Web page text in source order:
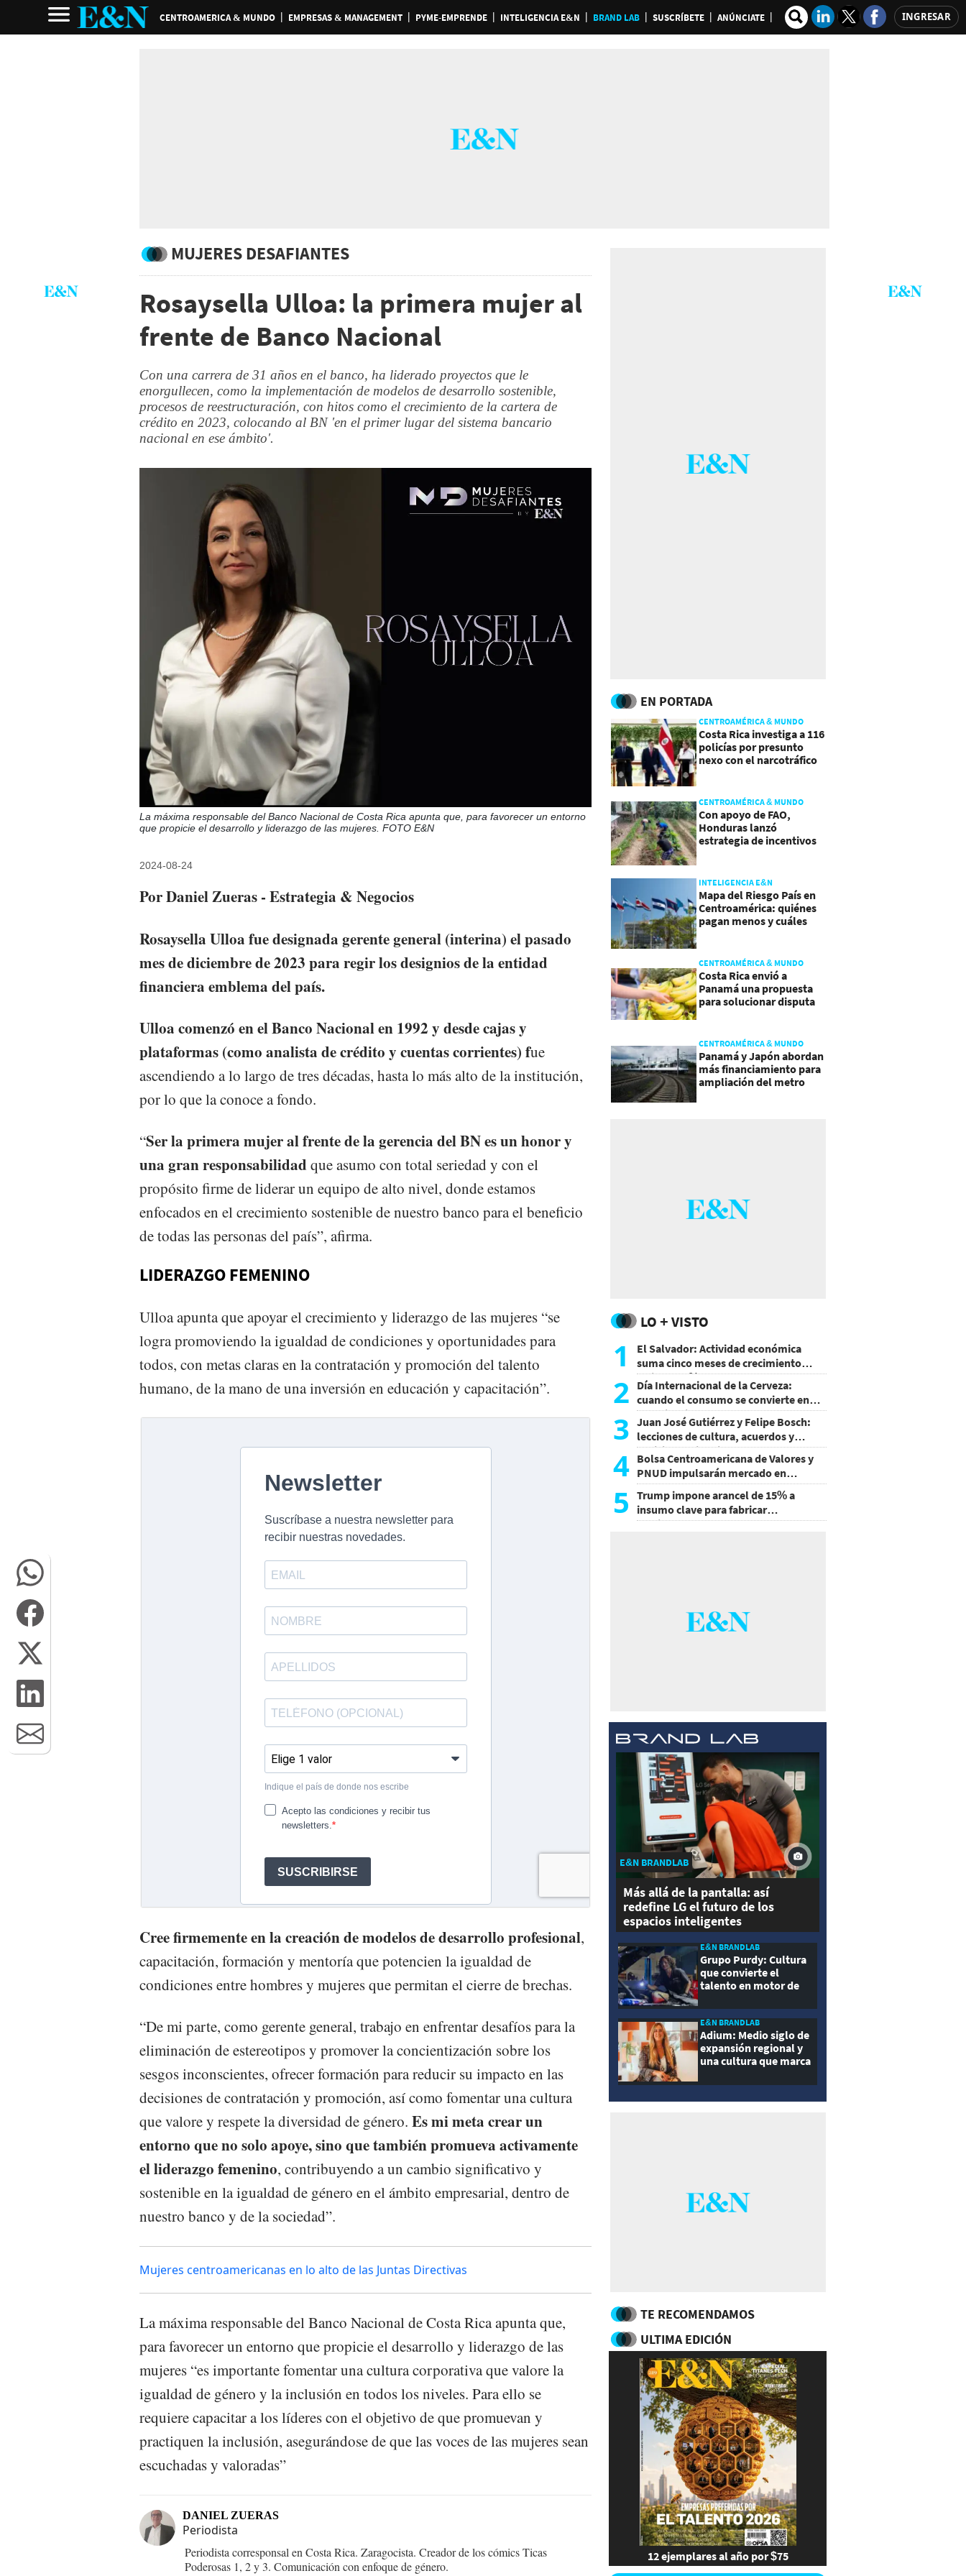
CENTROAMERICA & MUNDO EMPRESAS & MANAGEMENT PYME-EMPRENDE INTELIGENCIA E&N BRAND LAB SUSCRÍBETE ANÚNCIATE INGRESAR
MUJERES DESAFIANTES
Rosaysella Ulloa: la primera mujer al
frente de Banco Nacional
Con una carrera de 31 años en el banco, ha liderado proyectos que le
enorgullecen, como la implementación de modelos de desarrollo sostenible,
procesos de reestructuración, con hitos como el crecimiento de la cartera de
crédito en 2023, colocando al BN 'en el primer lugar del sistema bancario
nacional en ese ámbito'.
La máxima responsable del Banco Nacional de Costa Rica apunta que, para favorecer un entorno
que propicie el desarrollo y liderazgo de las mujeres. FOTO E&N
2024-08-24
Por Daniel Zueras - Estrategia & Negocios
Rosaysella Ulloa fue designada gerente general (interina) el pasado
mes de diciembre de 2023 para regir los designios de la entidad
financiera emblema del país.
Ulloa comenzó en el Banco Nacional en 1992 y desde cajas y
plataformas (como analista de crédito y cuentas corrientes) fue
ascendiendo a lo largo de tres décadas, hasta lo más alto de la institución,
por lo que la conoce a fondo.
“Ser la primera mujer al frente de la gerencia del BN es un honor y
una gran responsabilidad que asumo con total seriedad y con el
propósito firme de liderar un equipo de alto nivel, donde estamos
enfocados en el crecimiento sostenible de nuestro banco para el beneficio
de todas las personas del país”, afirma.
LIDERAZGO FEMENINO
Ulloa apunta que apoyar el crecimiento y liderazgo de las mujeres “se
logra promoviendo la igualdad de condiciones y oportunidades para
todos, con metas claras en la contratación y promoción del talento
humano, de la mano de una inversión en educación y capacitación”.
Cree firmemente en la creación de modelos de desarrollo profesional,
capacitación, formación y mentoría que potencien la igualdad de
condiciones entre hombres y mujeres que permitan el cierre de brechas.
“De mi parte, como gerente general, trabajo en enfrentar desafíos para la
eliminación de estereotipos y promover la concientización sobre los
sesgos inconscientes, ofrecer formación para reducir su impacto en las
decisiones de contratación y promoción, así como fomentar una cultura
que valore y respete la diversidad de género. Es mi meta crear un
entorno que no solo apoye, sino que también promueva activamente
el liderazgo femenino, contribuyendo a un cambio significativo y
sostenible en la igualdad de género en el ámbito empresarial, dentro de
nuestro banco y de la sociedad”.
Mujeres centroamericanas en lo alto de las Juntas Directivas
La máxima responsable del Banco Nacional de Costa Rica apunta que,
para favorecer un entorno que propicie el desarrollo y liderazgo de las
mujeres “es importante fomentar una cultura corporativa que valore la
igualdad de género y la inclusión en todos los niveles. Para ello se
requiere capacitar a los líderes con el objetivo de que promuevan y
practiquen la inclusión, asegurándose de que las voces de las mujeres sean
escuchadas y valoradas”
DANIEL ZUERAS
Periodista
Periodista corresponsal en Costa Rica. Zaragocista. Creador de los cómics Ticas
Poderosas 1, 2 y 3. Comunicación con enfoque de género.
EN PORTADA
CENTROAMÉRICA & MUNDO
Costa Rica investiga a 116
policías por presunto
nexo con el narcotráfico
CENTROAMÉRICA & MUNDO
Con apoyo de FAO,
Honduras lanzó
estrategia de incentivos
INTELIGENCIA E&N
Mapa del Riesgo País en
Centroamérica: quiénes
pagan menos y cuáles
CENTROAMÉRICA & MUNDO
Costa Rica envió a
Panamá una propuesta
para solucionar disputa
CENTROAMÉRICA & MUNDO
Panamá y Japón abordan
más financiamiento para
ampliación del metro
LO + VISTO
1
El Salvador: Actividad económica
suma cinco meses de crecimiento
arriba de 4%
2 Día Internacional de la Cerveza:
cuando el consumo se convierte en
experiencia
3 Juan José Gutiérrez y Felipe Bosch:
lecciones de cultura, acuerdos y
decisiones sin miedo
4 Bolsa Centroamericana de Valores y
PNUD impulsarán mercado en
Honduras
5
Trump impone arancel de 15% a
insumo clave para fabricar
semiconductores y paneles
E&N BRANDLAB
Más allá de la pantalla: así
redefine LG el futuro de los
espacios inteligentes
E&N BRANDLAB
Grupo Purdy: Cultura
que convierte el
talento en motor de
E&N BRANDLAB
Adium: Medio siglo de
expansión regional y
una cultura que marca
TE RECOMENDAMOS
ULTIMA EDICIÓN
12 ejemplares al año por $75